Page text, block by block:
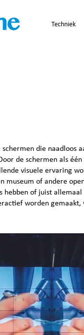
Techniek
die naadloos
de schermen als
visuele ervaring
museum of andere
hebben of juist
worden gemaakt,